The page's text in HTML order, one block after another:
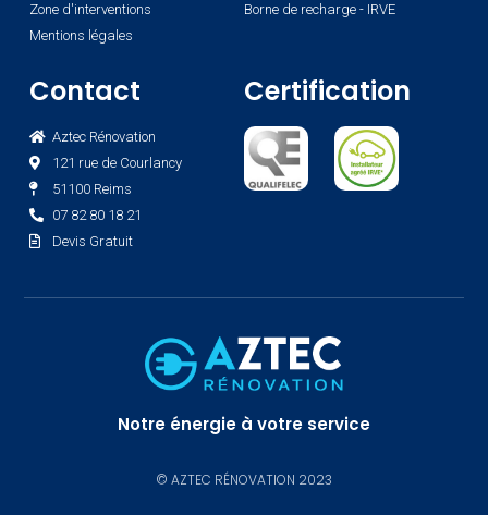
Zone d'interventions
Mentions légales
Borne de recharge - IRVE
Contact
Aztec Rénovation
121 rue de Courlancy
51100 Reims
07 82 80 18 21
Devis Gratuit
Certification
Notre énergie à votre service
© AZTEC RÉNOVATION 2023